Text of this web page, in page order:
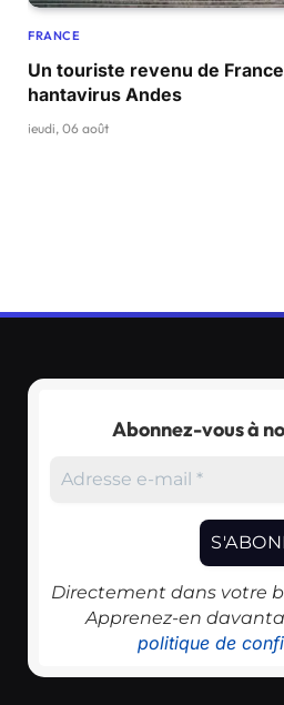
FRANCE
Un touriste revenu de
hantavirus Andes
jeudi, 06 août
Abonnez-vous à
Directement dans votre
Apprenez-en
politique de